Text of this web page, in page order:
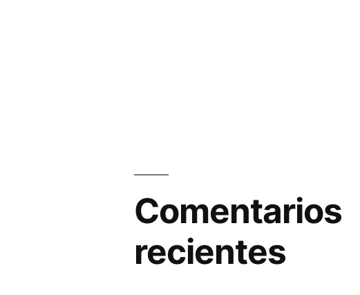
Comentarios
recientes